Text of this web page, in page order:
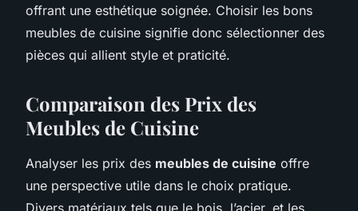
offrant une esthétique soignée. Choisir les bons
meubles de cuisine signifie donc sélectionner des
pièces qui allient style et praticité.
Comparaison des Prix des
Meubles de Cuisine
Analyser les prix des meubles de cuisine offre
une perspective utile dans le choix pratique.
Divers matériaux tels que le bois, l’acier, et les